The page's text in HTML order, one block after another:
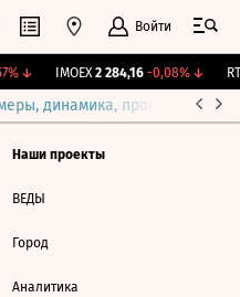
Войти
↓ IMOEX 2 284,16 -0,08%↓
динамика, прогнозы
Наши проекты
ВЕДЫ
Город
Аналитика